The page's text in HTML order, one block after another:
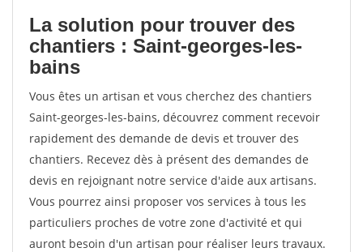
La solution pour trouver des
chantiers : Saint-georges-les-
bains
Vous êtes un artisan et vous cherchez des chantiers
Saint-georges-les-bains, découvrez comment recevoir
rapidement des demande de devis et trouver des
chantiers. Recevez dès à présent des demandes de
devis en rejoignant notre service d'aide aux artisans.
Vous pourrez ainsi proposer vos services à tous les
particuliers proches de votre zone d'activité et qui
auront besoin d'un artisan pour réaliser leurs travaux.